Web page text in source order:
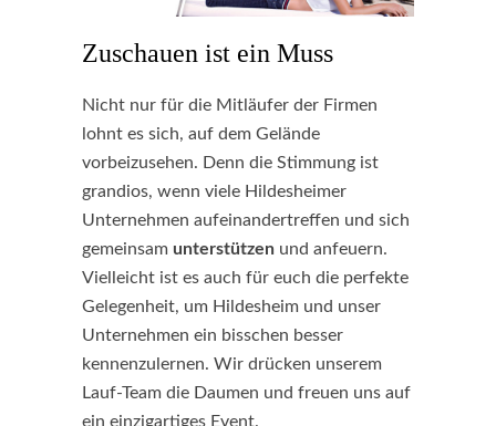
Zuschauen ist ein Muss
Nicht nur für die Mitläufer der Firmen
lohnt es sich, auf dem Gelände
vorbeizusehen. Denn die Stimmung ist
grandios, wenn viele Hildesheimer
Unternehmen aufeinandertreffen und sich
gemeinsam unterstützen und anfeuern.
Vielleicht ist es auch für euch die perfekte
Gelegenheit, um Hildesheim und unser
Unternehmen ein bisschen besser
kennenzulernen. Wir drücken unserem
Lauf-Team die Daumen und freuen uns auf
ein einzigartiges Event.